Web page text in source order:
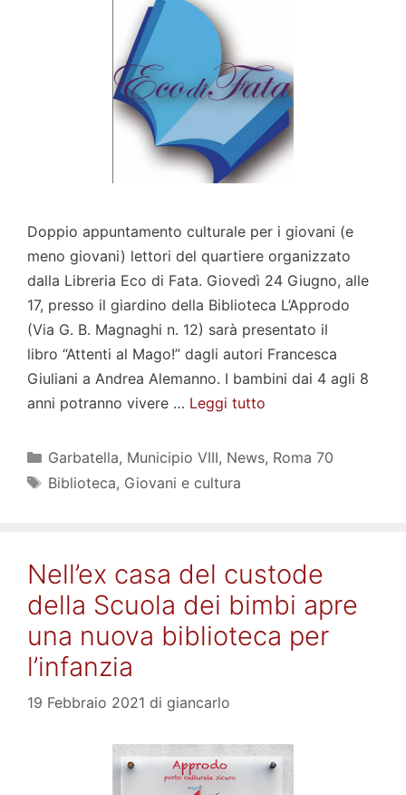
Doppio appuntamento culturale per i giovani (e
meno giovani) lettori del quartiere organizzato
dalla Libreria Eco di Fata. Giovedì 24 Giugno, alle
17, presso il giardino della Biblioteca L’Approdo
(Via G. B. Magnaghi n. 12) sarà presentato il
libro “Attenti al Mago!” dagli autori Francesca
Giuliani a Andrea Alemanno. I bambini dai 4 agli 8
anni potranno vivere … Leggi tutto
Categorie
Garbatella, Municipio VIII, News, Roma 70
Tag
Biblioteca, Giovani e cultura
Nell’ex casa del custode
della Scuola dei bimbi apre
una nuova biblioteca per
l’infanzia
19 Febbraio 2021 di giancarlo